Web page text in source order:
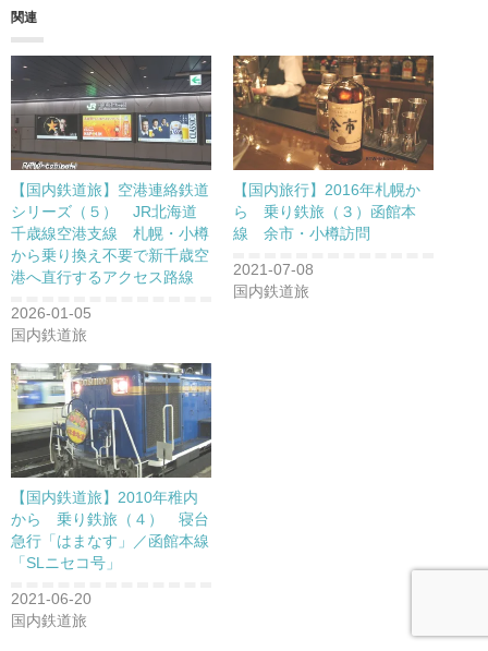
関連
【国内鉄道旅】空港連絡鉄道
シリーズ（５） JR北海道
千歳線空港支線 札幌・小樽
から乗り換え不要で新千歳空
港へ直行するアクセス路線
2026-01-05
国内鉄道旅
【国内旅行】2016年札幌か
ら 乗り鉄旅（３）函館本
線 余市・小樽訪問
2021-07-08
国内鉄道旅
【国内鉄道旅】2010年稚内
から 乗り鉄旅（４） 寝台
急行「はまなす」／函館本線
「SLニセコ号」
2021-06-20
国内鉄道旅